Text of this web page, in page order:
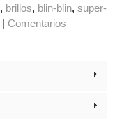
brillos blin-blin super-
| Comentarios